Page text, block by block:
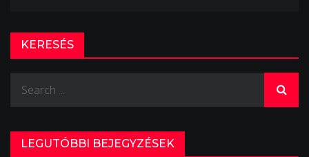
KERESÉS
LEGUTÓBBI BEJEGYZÉSEK